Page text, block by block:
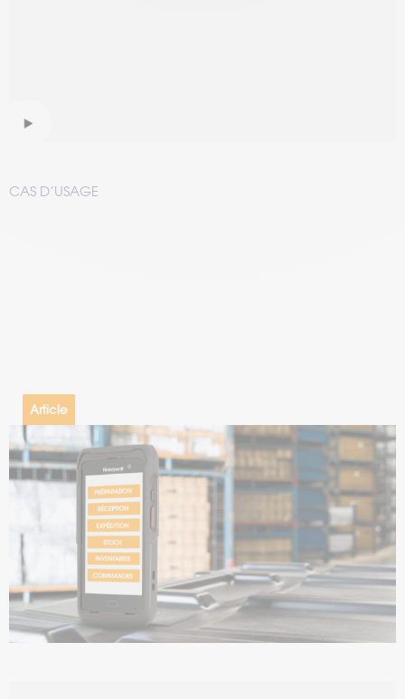
CAS D’USAGE
Article
#Mobilité #Traçabilité
27.03.2024
Le terminal, un allier tout-en-un
Optimisez l’efficacité et la rentabilité de votre Supply
Chain en adoptant une approche PDA centric et réalisez
toutes vos opérations depuis un seul terminal.
Temps de lecture : 2 min– Lire l’article